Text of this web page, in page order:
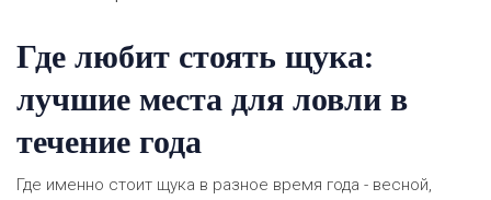
Где любит стоять щука:
лучшие места для ловли в
течение года
Где именно стоит щука в разное время года - весной,